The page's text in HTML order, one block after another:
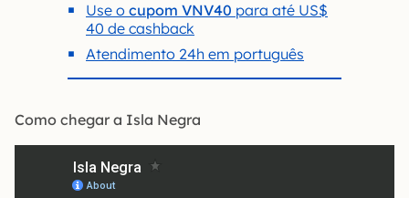
Use o cupom VNV40 para até US$
40 de cashback
Atendimento 24h em português
Como chegar a Isla Negra